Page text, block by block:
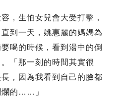
，生怕女兒會大受打擊，
到一天，姚惠麗的媽媽為
喝的時候，看到湯中的倒
「那一刻的時間其實很
，因為我看到自己的臉都
爛的……」